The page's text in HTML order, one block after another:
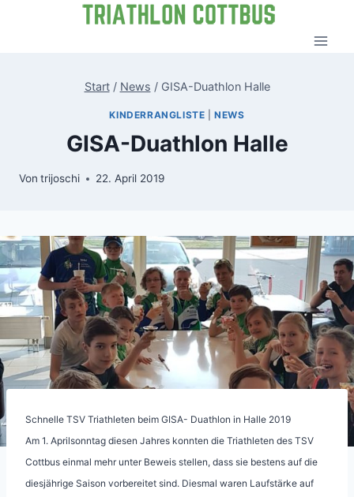
Start / News / GISA-Duathlon Halle
KINDERRANGLISTE |NEWS
GISA-Duathlon Halle
Von trijoschi 22. April 2019
Schnelle TSV Triathleten beim GISA- Duathlon in Halle 2019
Am 1. Aprilsonntag diesen Jahres konnten die Triathleten des TSV
Cottbus einmal mehr unter Beweis stellen, dass sie bestens auf die
diesjährige Saison vorbereitet sind. Diesmal waren Laufstärke auf